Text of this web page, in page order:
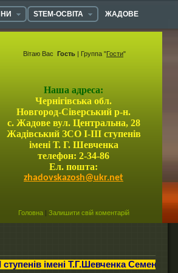
STEM-ОСВІТА
ЖАДОВЕ
Вітаю Вас Гость | Группа "Гости"
Наша адреса:
Чернігівська обл.
Новгород-Сіверський р-н.
с. Жадове вул. Центральна, 28
Жадівський ЗСО І-ІІІ ступенів
імені Т. Г. Шевченка
телефон: 2-34-86
Ел. пошта:
zhadovskazosh@ukr.net
Головна| Залишити свій коментарій
Семенівської міської ради!